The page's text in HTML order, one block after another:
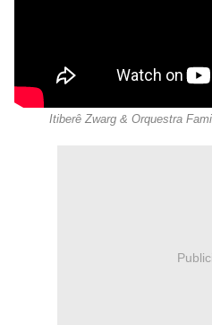
Itiberê Zwarg & Orquestra